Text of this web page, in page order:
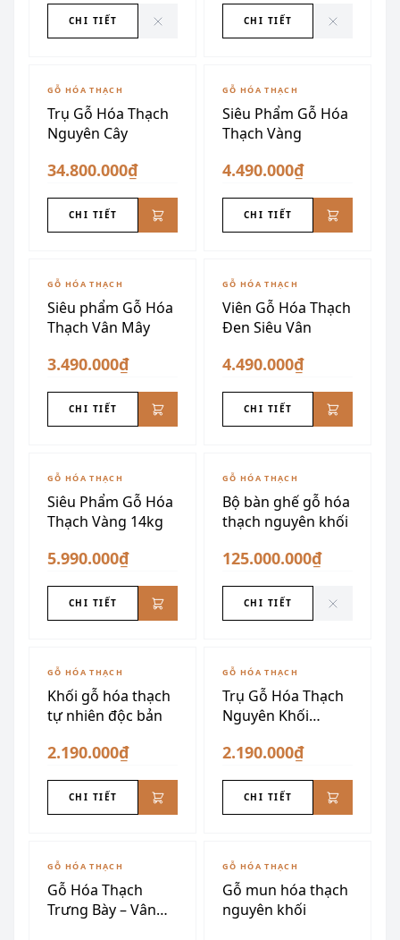
CHI TIẾT CHI TIẾT
GỖ HÓA THẠCH
Trụ Gỗ Hóa Thạch
Nguyên Cây
34.800.000₫
CHI TIẾT
GỖ HÓA THẠCH
Siêu Phẩm Gỗ Hóa
Thạch Vàng
4.490.000₫
CHI TIẾT
GỖ HÓA THẠCH
Siêu phẩm Gỗ Hóa
Thạch Vân Mây
3.490.000₫
CHI TIẾT
GỖ HÓA THẠCH
Viên Gỗ Hóa Thạch
Đen Siêu Vân
4.490.000₫
CHI TIẾT
GỖ HÓA THẠCH
Siêu Phẩm Gỗ Hóa
Thạch Vàng 14kg
5.990.000₫
CHI TIẾT
ĐÃ SƯU TẦM
GỖ HÓA THẠCH
Bộ bàn ghế gỗ hóa
thạch nguyên khối
125.000.000₫
CHI TIẾT
GỖ HÓA THẠCH
Khối gỗ hóa thạch
tự nhiên độc bản
2.190.000₫
CHI TIẾT
GỖ HÓA THẠCH
Trụ Gỗ Hóa Thạch
Nguyên Khối
2.190.000₫
CHI TIẾT
GỖ HÓA THẠCH
Gỗ Hóa Thạch
Trưng Bày – Vân
GỖ HÓA THẠCH
Gỗ mun hóa thạch
nguyên khối